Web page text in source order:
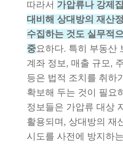
따라서 가압류나 강제
대비해 상대방의 재산
수집하는 것도 실무적
중요하다. 특히 부동산
계좌 정보, 매출 규모,
등은 법적 조치를 취하
확보해 두는 것이 필요
정보들은 가압류 대상
활용되며, 상대방의 재
시도를 사전에 방지하